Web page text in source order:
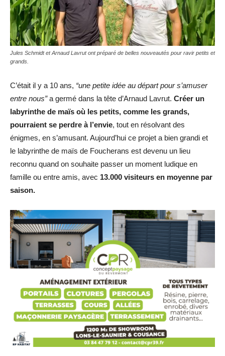
Jules Schmidt et Arnaud Lavrut ont préparé de belles nouveautés pour ravir petits et
grands.
C’était il y a 10 ans, “une petite idée au départ pour s’amuser
entre nous”a germé dans la tête d’Arnaud Lavrut. Créer un
labyrinthe de maïs où les petits, comme les grands,
pourraient se perdre à l’envie, tout en résolvant des
énigmes, en s’amusant. Aujourd’hui ce projet a bien grandi et
le labyrinthe de maïs de Foucherans est devenu un lieu
reconnu quand on souhaite passer un moment ludique en
famille ou entre amis, avec 13.000 visiteurs en moyenne par
saison.